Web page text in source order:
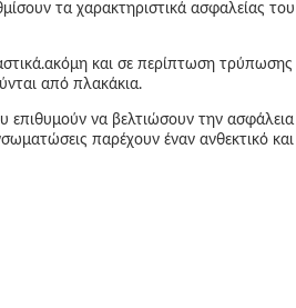
τα χαρακτηριστικά ασφαλείας
και σε περίπτωση
από πλακάκια.
επιθυμούν να βελτιώσουν την
παρέχουν έναν ανθεκτικό